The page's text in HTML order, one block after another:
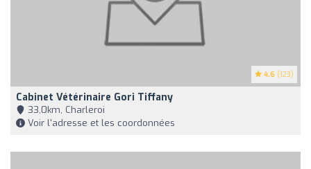
4.6 (123)
Cabinet Vétérinaire Gori Tiffany
33,0km, Charleroi
Voir l'adresse et les coordonnées